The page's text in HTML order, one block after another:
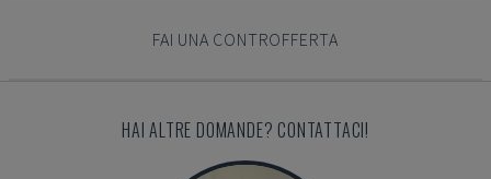
FAI UNA CONTROFFERTA
HAI ALTRE DOMANDE? CONTATTACI!